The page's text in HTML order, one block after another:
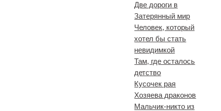
Две дороги в
Затерянный мир
Человек, который
хотел бы стать
невидимкой
Там, где осталось
детство
Кусочек рая
Хозяева драконов
Мальчик-никто из